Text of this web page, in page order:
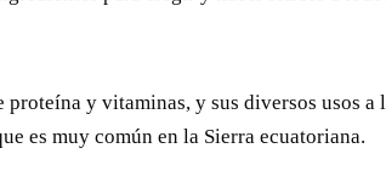
y vitaminas, y sus diversos usos a
es muy común en la Sierra ecuatoriana.